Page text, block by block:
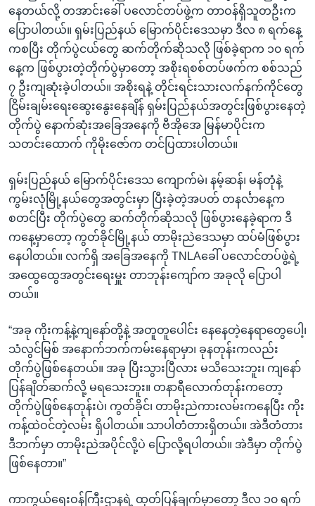
နေရာ
ကျော်
ရန်
နေတယ်လို့ တအာင်းခေါ် ပလောင်တပ်ဖွဲ့က တာဝန်ရှိသူတဦးက
ပြောပါတယ်။ ရှမ်းပြည်နယ် မြောက်ပိုင်းဒေသမှာ ဒီလ ၈ ရက်နေ့
ကစပြီး တိုက်ပွဲငယ်တွေ ဆက်တိုက်ဆိုသလို ဖြစ်ခဲ့ရာက ၁၀ ရက်
နေ့က ဖြစ်ပွားတဲ့တိုက်ပွဲမှာတော့ အစိုးရစစ်တပ်ဖက်က စစ်သည်
၇ ဦးကျဆုံးခဲ့ပါတယ်။ အစိုးရနဲ့ တိုင်းရင်းသားလက်နက်ကိုင်တွေ
ငြိမ်းချမ်းရေးဆွေးနွေးနေချိန် ရှမ်းပြည်နယ်အတွင်းဖြစ်ပွားနေတဲ့
တိုက်ပွဲ နောက်ဆုံးအခြေအနေကို ဗီအိုအေ မြန်မာပိုင်းက
သတင်းထောက် ကိုမိုးဇော်က တင်ပြထားပါတယ်။
ရှမ်းပြည်နယ် မြောက်ပိုင်းဒေသ ကျောက်မဲ၊ နမ့်ဆန်၊ မန်တုံနဲ့
ကွမ်းလုံမြို့နယ်တွေအတွင်းမှာ ပြီးခဲ့တဲ့အပတ် တနင်္လာနေ့က
စတင်ပြီး တိုက်ပွဲတွေ ဆက်တိုက်ဆိုသလို ဖြစ်ပွားနေခဲ့ရာက ဒီ
ကနေ့မှာတော့ ကွတ်ခိုင်မြို့နယ် တာမိုးညဲဒေသမှာ ထပ်မံဖြစ်ပွား
နေပါတယ်။ လက်ရှိ အခြေအနေကို TNLAခေါ် ပလောင်တပ်ဖွဲ့ရဲ့
အထွေထွေအတွင်းရေးမှူး တာဘုန်းကျော်က အခုလို ပြောပါ
တယ်။
“အခု ကိုးကန့်နဲ့ကျနော်တို့နဲ့ အတူတူပေါင်း နေနေတဲ့နေရာတွေပေါ့၊
သံလွင်မြစ် အနောက်ဘက်ကမ်းနေရာမှာ၊ ခုနတုန်းကလည်း
တိုက်ပွဲဖြစ်နေတယ်။ အခု ပြီးသွားပြီလား မသိသေးဘူး၊ ကျနော်
ပြန်ချိတ်ဆက်လို့ မရသေးဘူး။ တနာရီလောက်တုန်းကတော့
တိုက်ပွဲဖြစ်နေတုန်းပဲ၊ ကွတ်ခိုင်၊ တာမိုးညဲကားလမ်းကနေပြီး ကိုး
ကန့်ထဲဝင်တဲ့လမ်း ရှိပါတယ်။ သာပါတံတားရှိတယ်။ အဲဒီတံတား
ဒီဘက်မှာ တာမိုးညဲအပိုင်လို့ပဲ ပြောလို့ရပါတယ်။ အဲဒီမှာ တိုက်ပွဲ
ဖြစ်နေတာ။”
ကာကွယ်ရေးဝန်ကြီးဌာနရဲ့ ထုတ်ပြန်ချက်မှာတော့ ဒီလ ၁၀ ရက်